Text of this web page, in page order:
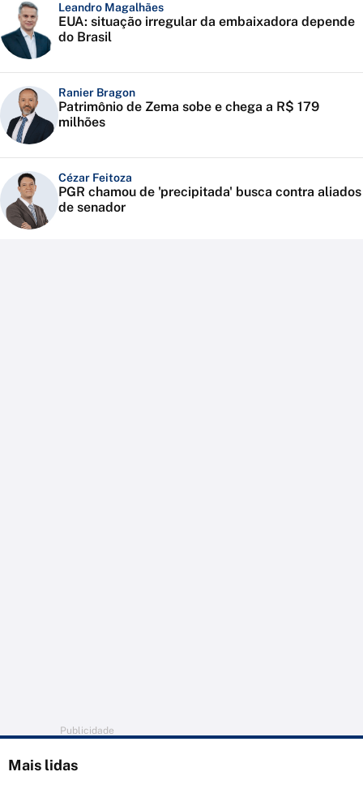
Leandro Magalhães
EUA: situação irregular da embaixadora depende
do Brasil
Ranier Bragon
Patrimônio de Zema sobe e chega a R$ 179
milhões
Cézar Feitoza
PGR chamou de 'precipitada' busca contra aliados
de senador
Publicidade
Mais lidas